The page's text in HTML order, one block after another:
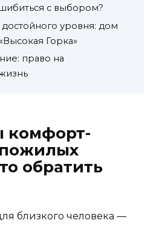
с выбором?
уровня: дом
Горка»
право на
комфорт-
обратить
близкого человека —